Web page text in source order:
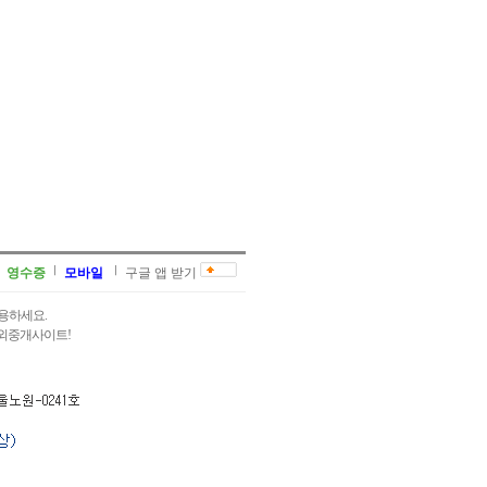
영수증 모바일 구글 앱 받기
하세요.
중개사이트!